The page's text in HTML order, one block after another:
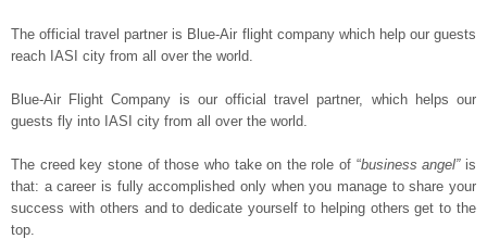
The official travel partner is Blue-Air flight company which help our guests
reach IASI city from all over the world.
Blue-Air Flight Company is our official travel partner, which helps our
guests fly into IASI city from all over the world.
The creed key stone of those who take on the role of “business angel”is
that: a career is fully accomplished only when you manage to share your
success with others and to dedicate yourself to helping others get to the
top.